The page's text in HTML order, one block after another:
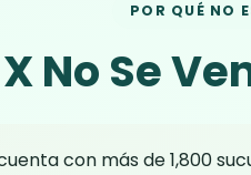
POR QUÉ NO
No Se
con más de 1,800